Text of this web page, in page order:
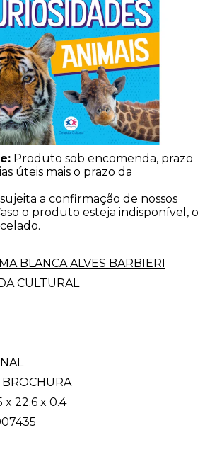
Produto sob encomenda, prazo
úteis mais o prazo da
a confirmação de nossos
o produto esteja indisponível, o
BLANCA ALVES BARBIERI
CULTURAL
BROCHURA
x 22.6 x 0.4